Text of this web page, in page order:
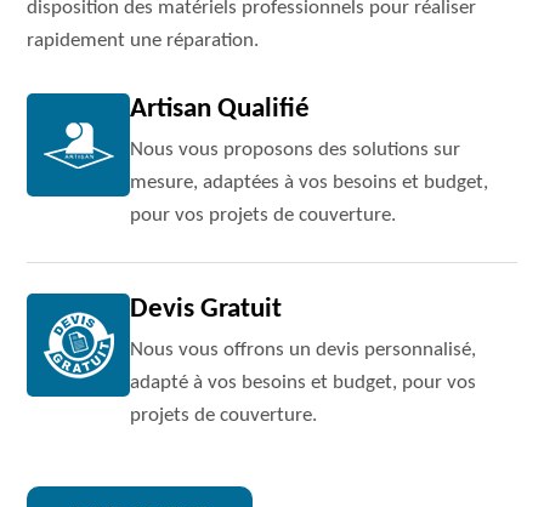
disposition des matériels professionnels pour réaliser
rapidement une réparation.
Artisan Qualifié
Nous vous proposons des solutions sur
mesure, adaptées à vos besoins et budget,
pour vos projets de couverture.
Devis Gratuit
Nous vous offrons un devis personnalisé,
adapté à vos besoins et budget, pour vos
projets de couverture.